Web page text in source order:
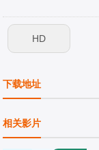
HD
下载地址
相关影片